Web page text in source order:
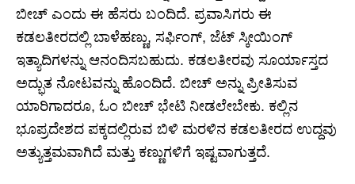
ಬೀಚ್ ಎಂದು ಈ ಹೆಸರು ಬಂದಿದೆ. ಪ್ರವಾಸಿಗರು ಈ
ಕಡಲತೀರದಲ್ಲಿ ಬಾಳೆಹಣ್ಣು, ಸರ್ಫಿಂಗ್, ಜೆಟ್ ಸ್ಕೀಯಿಂಗ್
ಇತ್ಯಾದಿಗಳನ್ನು ಆನಂದಿಸಬಹುದು. ಕಡಲತೀರವು ಸೂರ್ಯಾಸ್ತದ
ಅದ್ಭುತ ನೋಟವನ್ನು ಹೊಂದಿದೆ. ಬೀಚ್ ಅನ್ನು ಪ್ರೀತಿಸುವ
ಯಾರಿಗಾದರೂ, ಓಂ ಬೀಚ್ ಭೇಟಿ ನೀಡಲೇಬೇಕು. ಕಲ್ಲಿನ
ಭೂಪ್ರದೇಶದ ಪಕ್ಕದಲ್ಲಿರುವ ಬಿಳಿ ಮರಳಿನ ಕಡಲತೀರದ ಉದ್ದವು
ಅತ್ಯುತ್ತಮವಾಗಿದೆ ಮತ್ತು ಕಣ್ಣುಗಳಿಗೆ ಇಷ್ಟವಾಗುತ್ತದೆ.